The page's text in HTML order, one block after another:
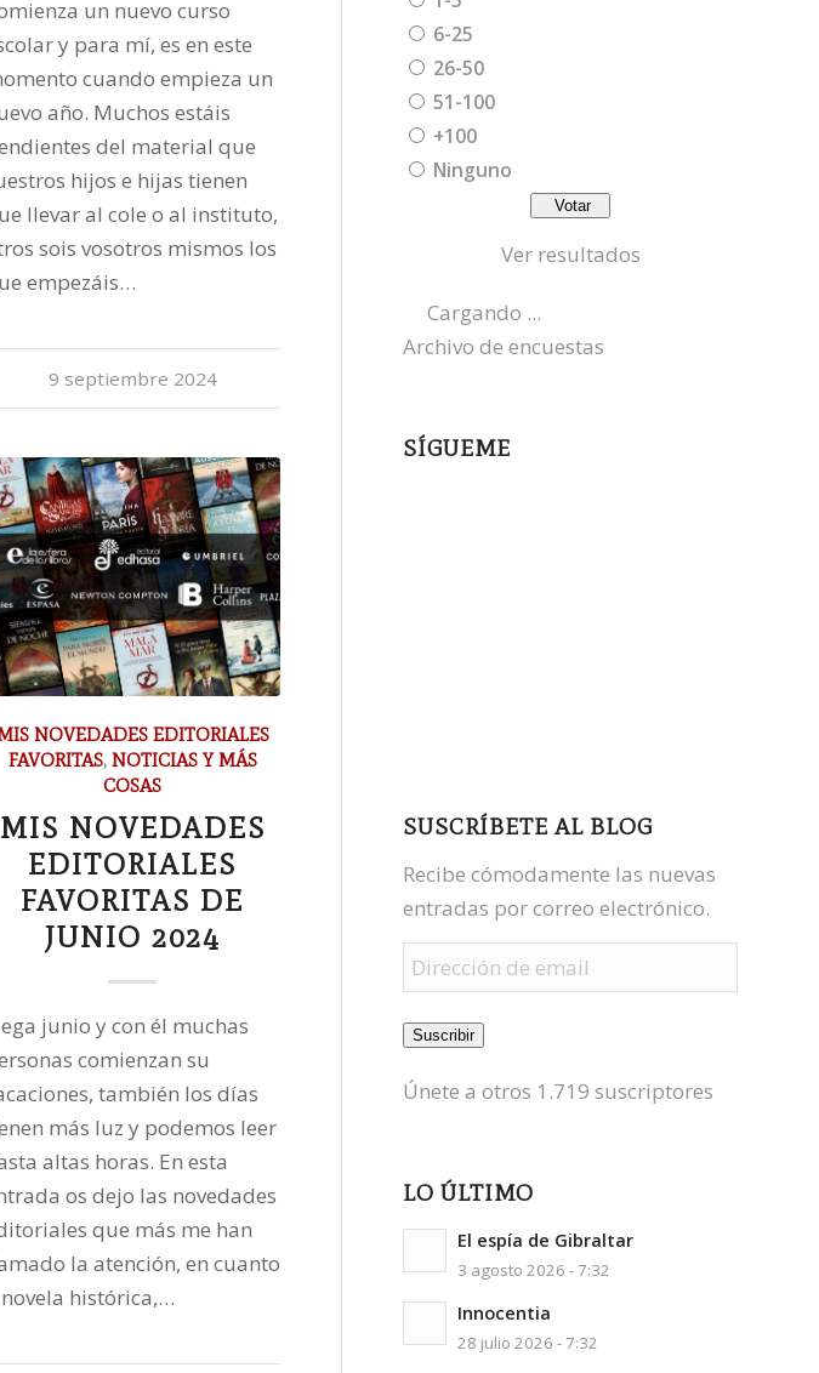
un nuevo curso
y para mí, es en este
cuando empieza un
año. Muchos estáis
del material que
hijos e hijas tienen
llevar al cole o al instituto,
sois vosotros mismos los
empezáis…
9 septiembre 2024
NOVEDADES EDITORIALES
FAVORITAS, NOTICIAS Y MÁS
COSAS
MIS NOVEDADES
EDITORIALES
FAVORITAS DE
JUNIO 2024
junio y con él muchas
comienzan su
también los días
más luz y podemos leer
altas horas. En esta
os dejo las novedades
que más me han
la atención, en cuanto
histórica,…
6-25
26-50
51-100
+100
Ninguno
Ver resultados
Cargando ...
Archivo de encuestas
SÍGUEME
SUSCRÍBETE AL BLOG
Recibe cómodamente las nuevas
entradas por correo electrónico.
Dirección
de
email
Suscribir
Únete a otros 1.719 suscriptores
LO ÚLTIMO
El espía de Gibraltar
3 agosto 2026 - 7:32
Innocentia
28 julio 2026 - 7:32